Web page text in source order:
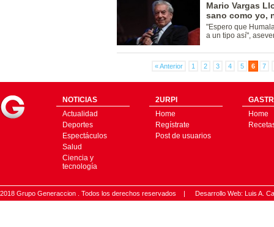
Mario Vargas
sano como yo,
"Espero que
a un tipo así",
« Anterior 1 2 3 4 5 6 7
NOTICIAS
Actualidad
Deportes
Espectáculos
Salud
Ciencia y
tecnología
2URPI
Home
Regístrate
Post de usuarios
Home
2018 Grupo Generaccion . Todos los derechos reservados | Desarrollo Web: Luis